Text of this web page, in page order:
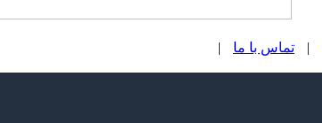
| تماس با ما
|